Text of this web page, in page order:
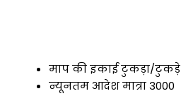
माप की इकाईटुकड़ा/टुकड़े
न्यूनतम आदेश मात्रा3000